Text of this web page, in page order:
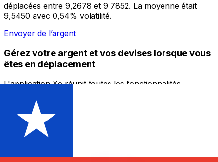
déplacées entre 9,2678 et 9,7852. La moyenne était
9,5450 avec 0,54% volatilité.
Envoyer de l’argent
Gérez votre argent et vos devises lorsque vous
êtes en déplacement
L'application Xe réunit toutes les fonctionnalités
et la gestion de vos devises. Convertissez des devises,
programmez des alertes de taux et transférez de
l'argent à l'étranger sans frais cachés. Téléchargez
l'application dès aujourd'hui !